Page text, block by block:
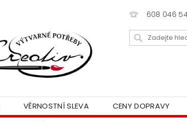
608 046
VĚRNOSTNÍ SLEVA CENY DOPRAVY